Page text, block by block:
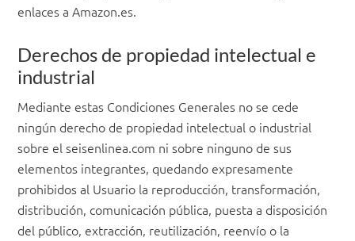
enlaces a Amazon.es.
Derechos de propiedad intelectual e
industrial
Mediante estas Condiciones Generales no se cede
ningún derecho de propiedad intelectual o industrial
sobre el seisenlinea.com ni sobre ninguno de sus
elementos integrantes, quedando expresamente
prohibidos al Usuario la reproducción, transformación,
distribución, comunicación pública, puesta a disposición
del público, extracción, reutilización, reenvío o la